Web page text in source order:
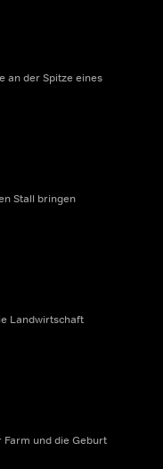
an der Spitze eines
Stall bringen
Landwirtschaft
und die Geburt